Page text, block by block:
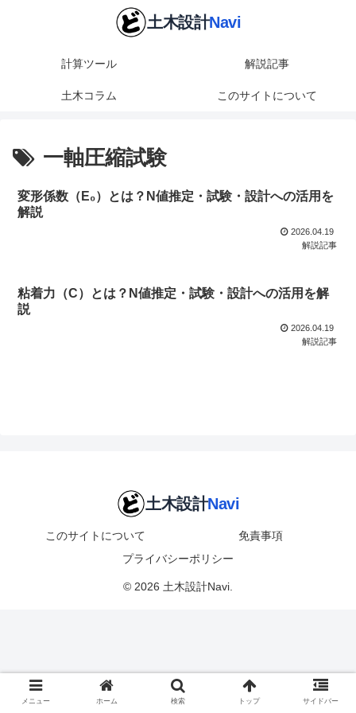
計算ツール 解説記事
土木コラム このサイトについて
一軸圧縮試験
変形係数（E₀）とは？N値推定・試験・設計への活用を
解説
2026.04.19
解説記事
粘着力（C）とは？N値推定・試験・設計への活用を解
説
2026.04.19
解説記事
このサイトについて
免責事項
プライバシーポリシー
© 2026 土木設計Navi.
メニュー ホーム 検索 トップ サイドバー